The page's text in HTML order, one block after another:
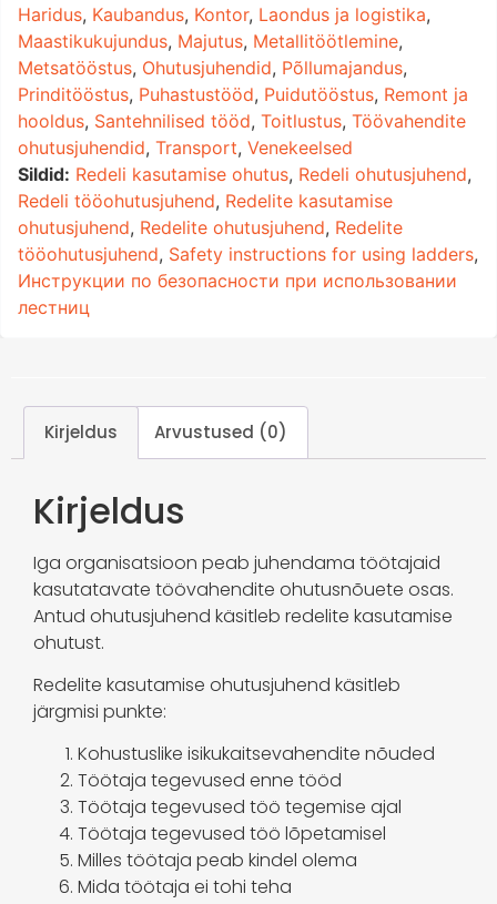
Haridus, Kaubandus, Kontor, Laondus ja logistika,
Maastikukujundus, Majutus, Metallitöötlemine,
Metsatööstus, Ohutusjuhendid, Põllumajandus,
Prinditööstus, Puhastustööd, Puidutööstus, Remont ja
hooldus, Santehnilised tööd, Toitlustus, Töövahendite
ohutusjuhendid, Transport, Venekeelsed
Sildid: Redeli kasutamise ohutus, Redeli ohutusjuhend,
Redeli tööohutusjuhend, Redelite kasutamise
ohutusjuhend, Redelite ohutusjuhend, Redelite
tööohutusjuhend, Safety instructions for using ladders,
Инструкции по безопасности при использовании
лестниц
Kirjeldus Arvustused (0)
Kirjeldus
Iga organisatsioon peab juhendama töötajaid
kasutatavate töövahendite ohutusnõuete osas.
Antud ohutusjuhend käsitleb redelite kasutamise
ohutust.
Redelite kasutamise ohutusjuhend käsitleb
järgmisi punkte:
Kohustuslike isikukaitsevahendite nõuded
Töötaja tegevused enne tööd
Töötaja tegevused töö tegemise ajal
Töötaja tegevused töö lõpetamisel
Milles töötaja peab kindel olema
Mida töötaja ei tohi teha